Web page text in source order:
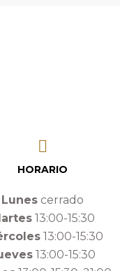
HORARIO
Lunes cerrado
13:00-15:30
13:00-15:30
13:00-15:30